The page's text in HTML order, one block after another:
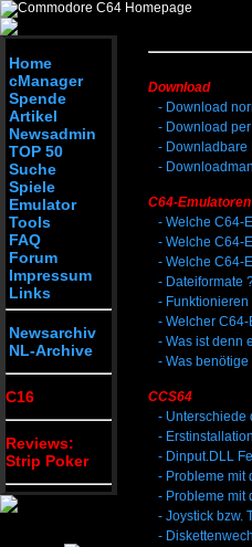
Home
cManager
Spende
Artikel
Newsadmin
TOP 50
Suche
Spiele
Emulator
Tools
FAQ
Forum
Impressum
Links
Newsarchiv
NL-Archive
C16
Reviews:
Strip Poker
Download
- Download
- Download
- Downladbare
-
C64-Emulatoren
- Welche C64-
- Welche C64-
- Welche C64-
- Dateiformate
-
- Welcher
- Was ist denn
- Was
CCS64
- Unterschiede
-
- Dinput.DLL
- Probleme mit
- Probleme mit
- Joystick bzw.
-